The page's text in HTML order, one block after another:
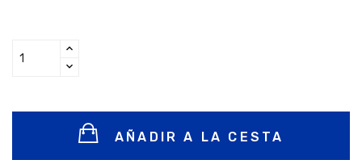
AÑADIR A LA CESTA